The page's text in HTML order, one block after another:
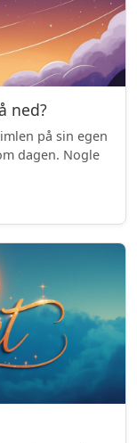
ned?
på sin egen
dagen. Nogle